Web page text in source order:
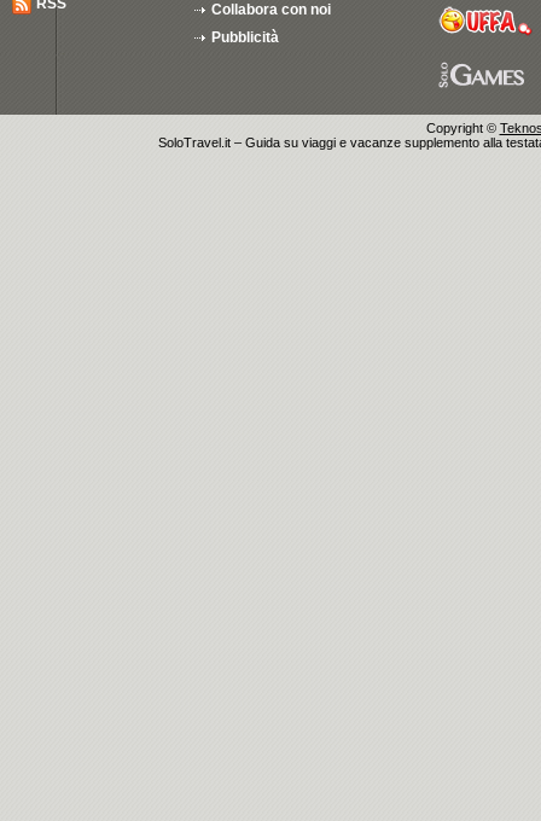
RSS
Collabora con noi
Pubblicità
Copyright ©
SoloTravel.it – Guida su viaggi e vacanze supplemento alla